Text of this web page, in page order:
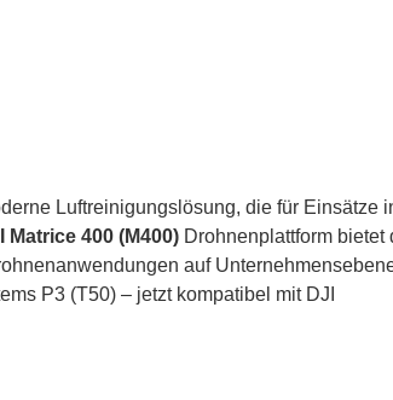
Luftreinigungslösung, die für Einsätze
Matrice 400 (M400) Drohnenplattform bietet
auf